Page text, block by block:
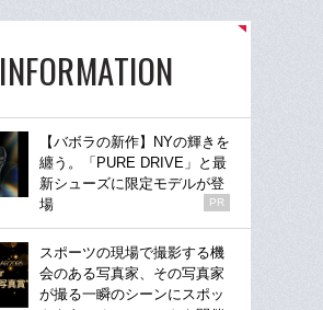
INFORMATION
【バボラの新作】NYの輝きを
纏う。「PURE DRIVE」と最
新シューズに限定モデルが登
場
PR
スポーツの現場で撮影する機
会のある写真家、その写真家
が撮る一瞬のシーンにスポッ